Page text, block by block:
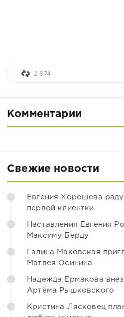
2 874
Комментарии
Свежие новости
Евгения Хорошева
первой клиентки
Наставления Евгения
Максиму Берду
Галина Маковская
Матвея Осинина
Надежда Ермакова
Артёма Рышковского
Кристина Лясковец